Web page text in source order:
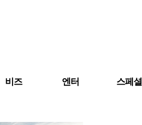
비즈 엔터 스페셜